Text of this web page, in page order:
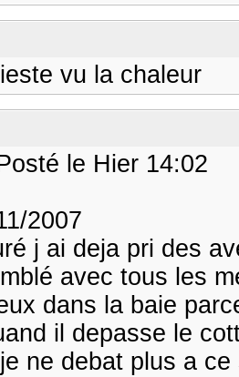
vu la chaleur
le Hier 14:02
2007
j ai deja pri des
avec tous les
dans la baie
il depasse le
ne debat plus a